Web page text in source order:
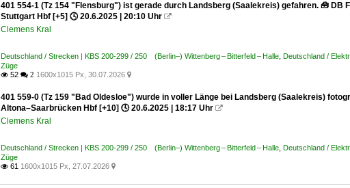
401 554-1 (Tz 154 "Flensburg") ist gerade durch Landsberg (Saalekreis) gefahren. 🧰 DB
Stuttgart Hbf [+5] 🕓 20.6.2025 | 20:10 Uhr 
Clemens Kral
Deutschland / Strecken | KBS 200-299 / 250 (Berlin–) Wittenberg – Bitterfeld – Halle Deutschland /
Züge
 52  2 1600x1015 Px, 30.07.2026 
401 559-0 (Tz 159 "Bad Oldesloe") wurde in voller Länge bei Landsberg (Saalekreis)
Altona–Saarbrücken Hbf [+10] 🕓 20.6.2025 | 18:17 Uhr 
Clemens Kral
Deutschland / Strecken | KBS 200-299 / 250 (Berlin–) Wittenberg – Bitterfeld – Halle Deutschland /
Züge
 61 1600x1015 Px, 27.07.2026 